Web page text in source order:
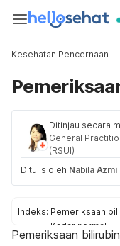
Kesehatan Pencernaan
Ditinjau secara
General
(RSUI)
Ditulis oleh Nabila Azmi
Indeks: Pemeriksaan
Kadar normal
Penyebab
Pemeriksaan